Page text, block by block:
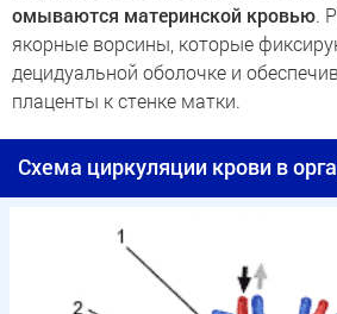
омываются материнской кровью.
якорные ворсины, которые
децидуальной оболочке и
плаценты к стенке матки.
Схема циркуляции крови в